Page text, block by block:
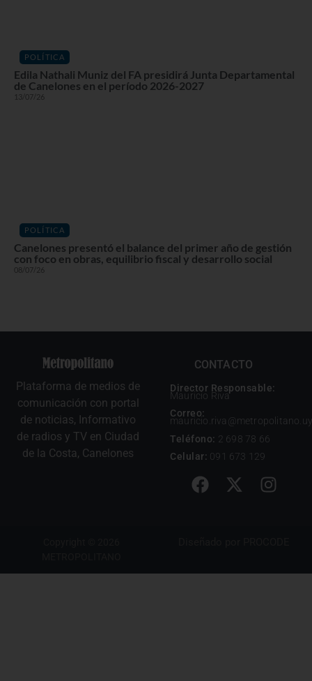
POLÍTICA
Edila Nathali Muniz del FA presidirá Junta Departamental
de Canelones en el período 2026-2027
13/07/26
POLÍTICA
Canelones presentó el balance del primer año de gestión
con foco en obras, equilibrio fiscal y desarrollo social
08/07/26
Plataforma de medios de
comunicación con portal
de noticias, Informativo
de radios y TV en Ciudad
de la Costa, Canelones
CONTACTO
Director Responsable:
Mauricio Riva
Correo:
mauricio.riva@metropolitano.uy
Teléfono: 2 698 78 66
Celular: 091 673 129